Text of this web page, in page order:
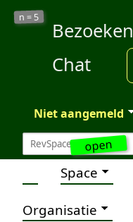
open
n = 5
Bezoeken
Chat
Niet aangemeld
Space
Organisatie